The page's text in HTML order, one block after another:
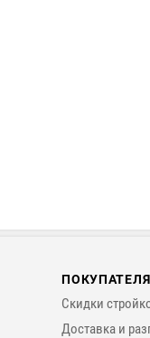
Скидки
Доставка и